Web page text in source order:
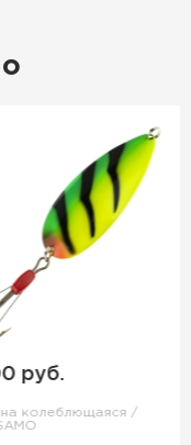
руб.
колеблющаяся /